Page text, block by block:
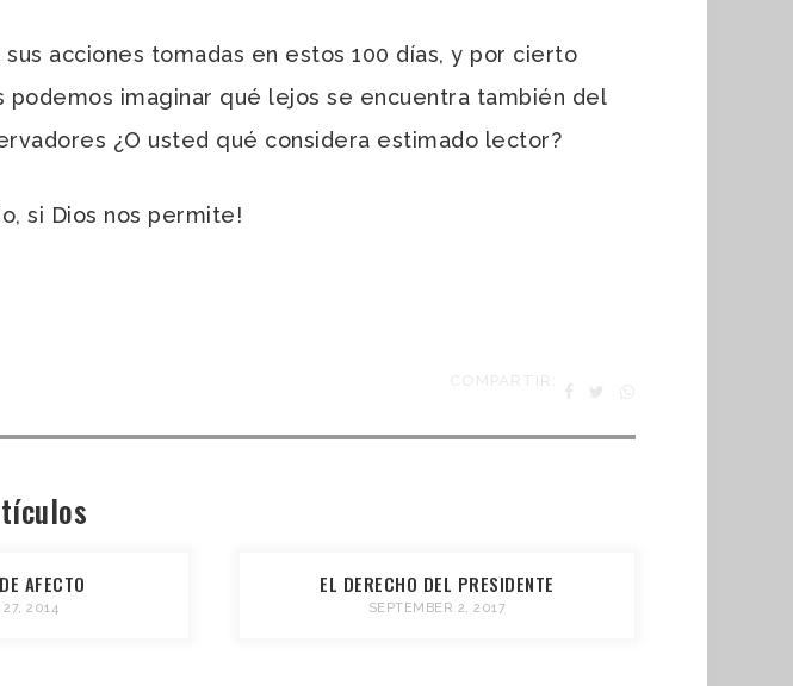
acciones tomadas en estos 100 días, y por cierto
imaginar qué lejos se encuentra también del
¿O usted qué considera estimado lector?
si Dios nos permite!
AFECTO
27, 2014
EL DERECHO DEL PRESIDENTE
SEPTEMBER 2, 2017